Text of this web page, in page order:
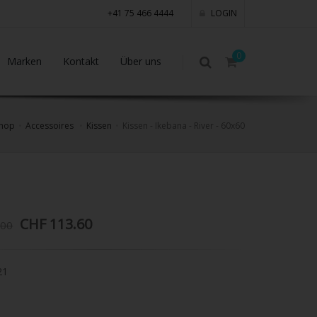
+41 75 466 4444 LOGIN
0
Marken Kontakt Über uns
Accessoires Kissen Kissen - Ikebana - River - 60x60
CHF 113.60